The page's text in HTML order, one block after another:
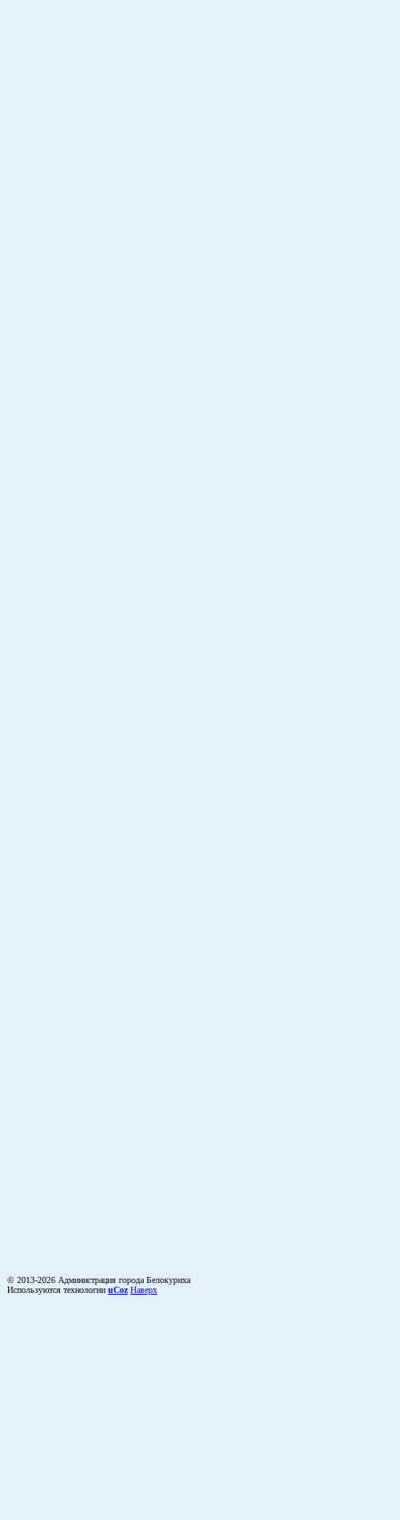
© 2013-2026 Администрация города Белокуриха
Используются технологии uCoz Наверх